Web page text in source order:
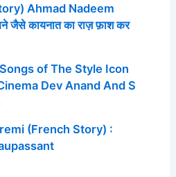
Ahmad Nadeem
जैसे कायनात का राज़ फ़ाश कर
of The Style Icon
Dev Anand And S
(French Story) :